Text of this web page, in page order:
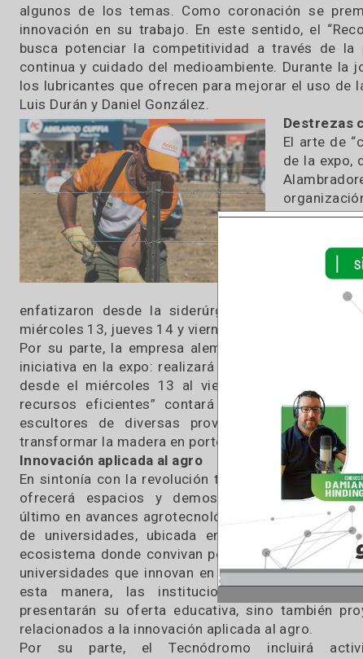
El brazo multiplicador de la producción
En línea con el fin de revalorizar los
de marzo a las 10hs en el auditorio
de Maquinaria Agrícola (FACMA), la
Argentina de Contratistas Forrajeros (CACF)
costos de los insumos, las nuevas
algunos de los temas. Como coronación
innovación en su trabajo. En este sentido, el
busca potenciar la competitividad a través
continua y cuidado del medioambiente.
los lubricantes que ofrecen para mejorar el
Luis Durán y Daniel González.
El
de la
enfatizaron desde la siderúrgica. En esta
miércoles 13, jueves 14 y viernes 15, y la
Por su parte, la empresa alemana líder
iniciativa en la expo: realizará una serie de
desde el miércoles 13 al viernes 15 de
recursos eficientes” contará con cuatro
escultores de diversas provincias,
transformar la madera en portones,
Innovación aplicada al agro